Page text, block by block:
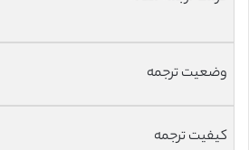
وضعیت ترجمه
کیفیت ترجمه